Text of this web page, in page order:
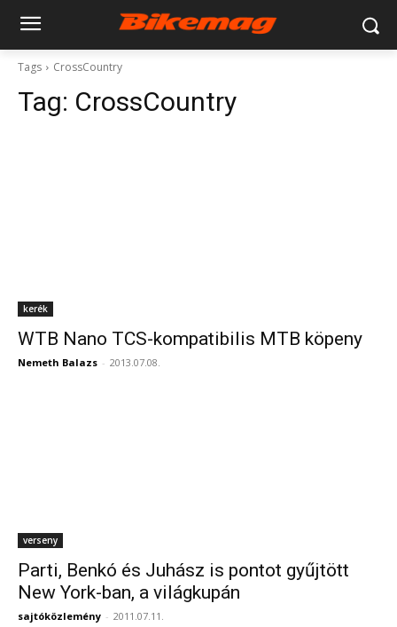
Tags CrossCountry
Tag: CrossCountry
kerék
WTB Nano TCS-kompatibilis MTB köpeny
Nemeth Balazs - 2013.07.08.
verseny
Parti, Benkó és Juhász is pontot gyűjtött
New York-ban, a világkupán
sajtóközlemény - 2011.07.11.